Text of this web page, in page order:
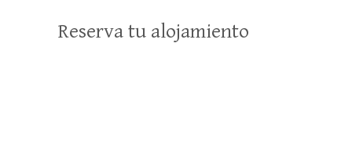
Reserva tu alojamiento